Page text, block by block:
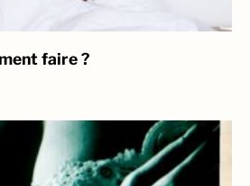
faire ?